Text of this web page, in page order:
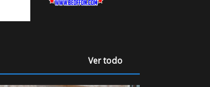
Ver todo